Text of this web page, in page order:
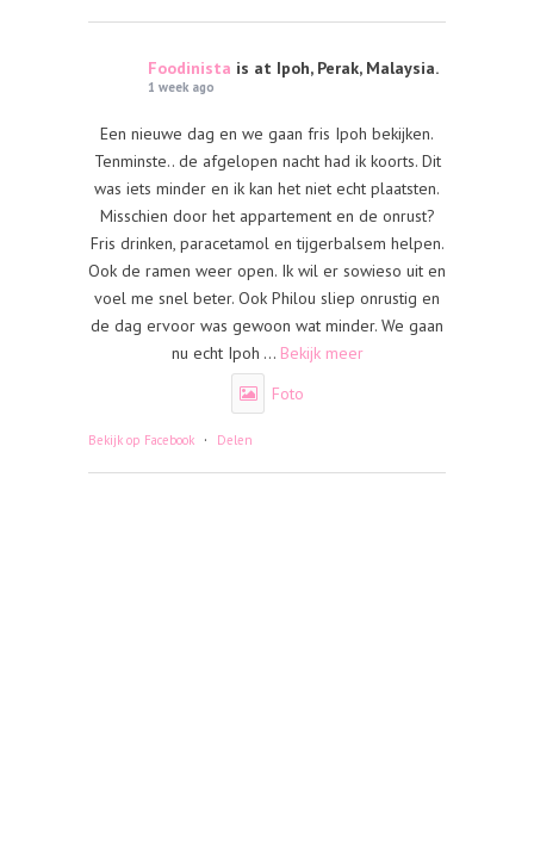
Foodinista is at Ipoh, Perak, Malaysia.
1 week ago
Een nieuwe dag en we gaan fris Ipoh bekijken.
Tenminste.. de afgelopen nacht had ik koorts. Dit
was iets minder en ik kan het niet echt plaatsten.
Misschien door het appartement en de onrust?
Fris drinken, paracetamol en tijgerbalsem helpen.
Ook de ramen weer open. Ik wil er sowieso uit en
voel me snel beter. Ook Philou sliep onrustig en
de dag ervoor was gewoon wat minder. We gaan
nu echt Ipoh ... Bekijk meer
Foto
Bekijk op Facebook · Delen